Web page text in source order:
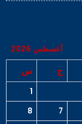
أغسطس 2026
ج س
1
7
8